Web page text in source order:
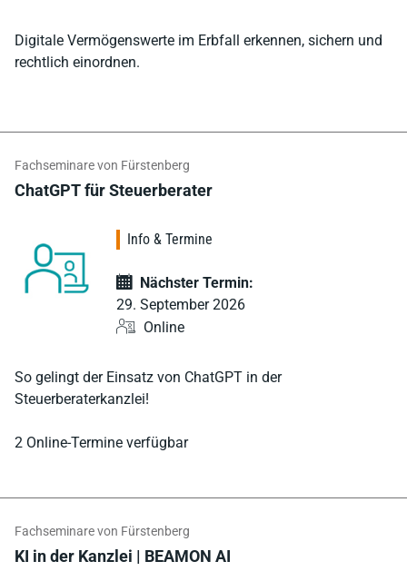
Digitale Vermögenswerte im Erbfall erkennen, sichern und
rechtlich einordnen.
Fachseminare von Fürstenberg
ChatGPT für Steuer­berater
So gelingt der Einsatz von ChatGPT in der
Steuerberaterkanzlei!
2 Online-Termine verfügbar
Info & Termine
Nächster Termin:
29. September 2026
Online
Fachseminare von Fürstenberg
KI in der Kanzlei | BEAMON AI